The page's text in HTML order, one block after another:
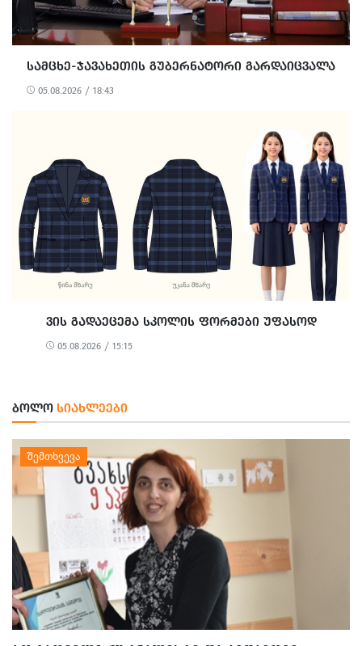
ᲡᲐᲛᲪᲮᲔ-ᲯᲐᲕᲐᲮᲔᲗᲘᲡ ᲒᲣᲑᲔᲠᲜᲐᲢᲝᲠᲘ ᲒᲐᲠᲓᲐᲘᲪᲕᲐᲚᲐ
05.08.2026 / 18:43
ᲕᲘᲡ ᲒᲐᲓᲐᲔᲪᲔᲛᲐ ᲡᲙᲝᲚᲘᲡ ᲤᲝᲠᲛᲔᲑᲘ ᲣᲤᲐᲡᲝᲓ
05.08.2026 / 15:15
ᲑᲝᲚᲝ ᲡᲘᲐᲮᲚᲔᲔᲑᲘ